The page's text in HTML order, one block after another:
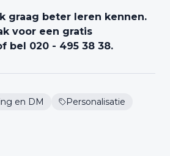
graag beter leren kennen.
voor een gratis
bel 020 - 495 38 38.
en DM
Personalisatie